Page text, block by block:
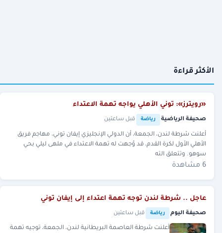
الأكثر قراءة
«رويترز»: توني الأهلي يواجه تهمة الاعتداء
صحيفة الرياضية رياضة قبل ساعتين
أعلنت شرطة لندن، الجمعة، ​أن الدولي الإنجليزي إيفان توني، مهاجم فريق
الأهلي الأول لكرة القدم، قد وُجهت ‌له تهمة ‌الاعتداء في ​ملهى ‌ليلي ⁠بحي ​
سوهو. وتتعلق الته
6 مشاهدة
عاجل .. شرطة لندن توجه تهمة اعتداء إلى إيفان توني
صحيفة اليوم رياضة قبل ساعتين
أعلنت شرطة العاصمة البريطانية لندن، الجمعة، توجيه تهمة